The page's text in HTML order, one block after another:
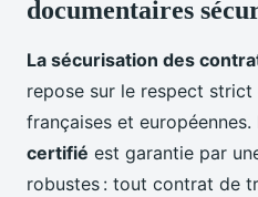
documentaires
La sécurisation des
repose sur le respect
françaises et européennes.
certifié est garantie par
robustes : tout contrat de